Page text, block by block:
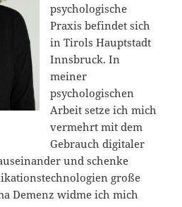
psychologische
Praxis befindet sich
in Tirols Hauptstadt
Innsbruck. In
meiner
psychologischen
Arbeit setze ich mich
vermehrt mit dem
Gebrauch digitaler
und schenke
große
Demenz widme ich mich